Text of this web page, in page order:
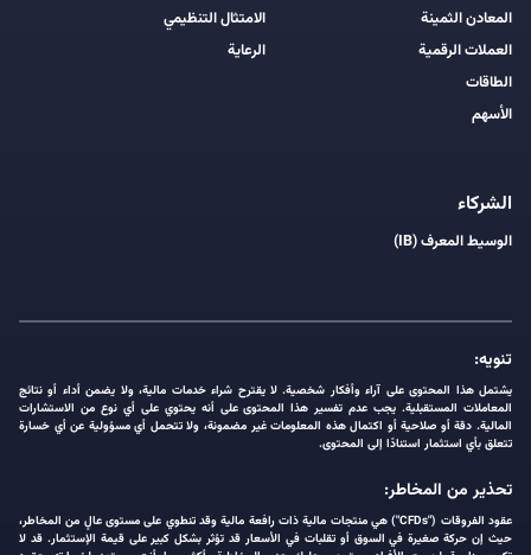
المعادن الثمينة
العملات الرقمية
الطاقات
الأسهم
الامتثال التنظيمي
الرعاية
الشركاء
الوسيط المعرف (IB)
تنويه:
يشتمل هذا المحتوى على آراء وأفكار شخصية. لا يقترح شراء خدمات مالية، ولا يضمن أداء أو نتائج
المعاملات المستقبلية. يجب عدم تفسير هذا المحتوى على أنه يحتوي على أي نوع من الاستشارات
المالية. دقة أو صلاحية أو اكتمال هذه المعلومات غير مضمونة، ولا تتحمل أي مسؤولية عن أي خسارة
تتعلق بأي استثمار استنادًا إلى المحتوى.
تحذير من المخاطر:
عقود الفروقات ("CFDs") هي منتجات مالية ذات رافعة مالية وقد تنطوي على مستوى عالٍ من المخاطر،
حيث إن حركة صغيرة في السوق أو تقلبات في الأسعار قد تؤثر بشكل كبير على قيمة الإستثمار. قد لا